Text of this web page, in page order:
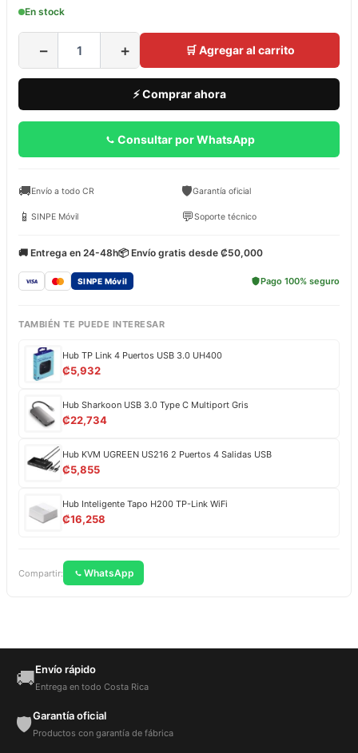
En stock
− + 🛒 Agregar al carrito
⚡ Comprar ahora
Consultar por WhatsApp
🚚Envío a todo CR 🛡️Garantía oficial
📱 SINPE Móvil 💬Soporte técnico
🚚 Entrega en 24-48h📦 Envío gratis desde ₡50,000
SINPE Móvil Pago 100% seguro
TAMBIÉN TE PUEDE INTERESAR
Hub TP Link 4 Puertos USB 3.0 UH400
₡5,932
Hub Sharkoon USB 3.0 Type C Multiport Gris
₡22,734
Hub KVM UGREEN US216 2 Puertos 4 Salidas USB
₡5,855
Hub Inteligente Tapo H200 TP-Link WiFi
₡16,258
Compartir: WhatsApp
🚚Envío rápido
Entrega en todo Costa Rica
🛡️Garantía oficial
Productos con garantía de fábrica